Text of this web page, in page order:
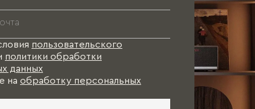
пользовательского
политики обработки
данных
на обработку персональных